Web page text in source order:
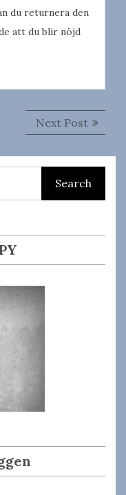
du returnera den
att du blir nöjd
Next Post Next
post: